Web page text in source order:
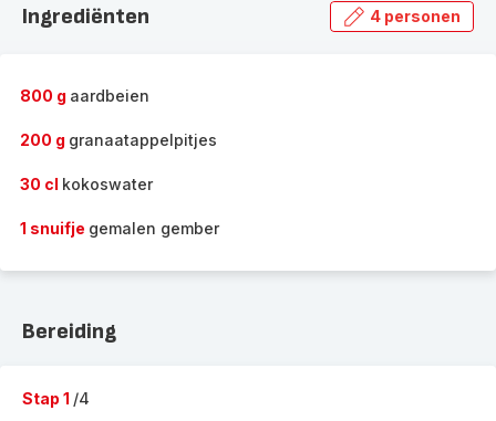
volledige
Ingrediënten 4 personen
800 g aardbeien
200 g granaatappelpitjes
30 cl kokoswater
1 snuifje gemalen gember
Bereiding
Stap 1 /4